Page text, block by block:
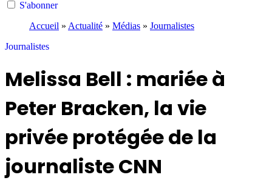
S'abonner
Accueil » Actualité » Médias » Journalistes
Journalistes
Melissa Bell : mariée à
Peter Bracken, la vie
privée protégée de la
journaliste CNN